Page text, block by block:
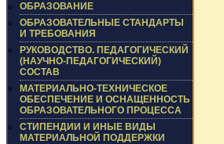
ОБРАЗОВАНИЕ
ОБРАЗОВАТЕЛЬНЫЕ СТАНДАРТЫ
И ТРЕБОВАНИЯ
РУКОВОДСТВО. ПЕДАГОГИЧЕСКИЙ
(НАУЧНО-ПЕДАГОГИЧЕСКИЙ)
СОСТАВ
МАТЕРИАЛЬНО-ТЕХНИЧЕСКОЕ
ОБЕСПЕЧЕНИЕ И ОСНАЩЕННОСТЬ
ОБРАЗОВАТЕЛЬНОГО ПРОЦЕССА
СТИПЕНДИИ И ИНЫЕ ВИДЫ
МАТЕРИАЛЬНОЙ ПОДДЕРЖКИ